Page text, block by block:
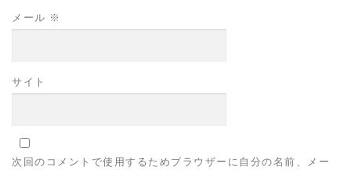
メール ※
サイト
次回のコメントで使用するためブラウザーに自分の名前、メー